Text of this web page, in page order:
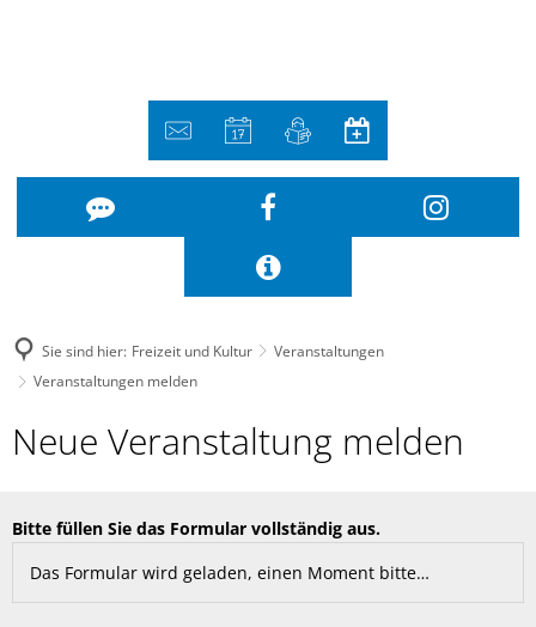
Sie sind hier: Freizeit und Kultur
Veranstaltungen
Veranstaltungen melden
Veranstaltungen
Neue Veranstaltung melden
Bitte füllen Sie das Formular vollständig aus.
Das Formular wird geladen, einen Moment bitte…